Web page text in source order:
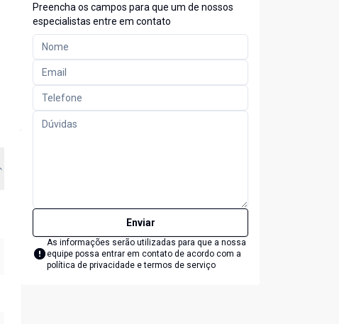
Preencha os campos para que um de nossos
especialistas entre em contato
Enviar
As informações serão utilizadas para que a nossa
equipe possa entrar em contato de acordo com a
política de privacidade e termos de serviço